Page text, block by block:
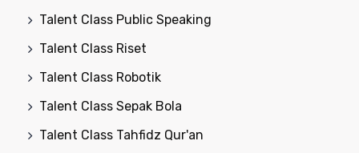
Talent Class Public Speaking
Talent Class Riset
Talent Class Robotik
Talent Class Sepak Bola
Talent Class Tahfidz Qur'an